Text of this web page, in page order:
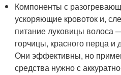
Компоненты с
ускоряющие кровоток и,
питание луковицы волоса
горчицы, красного перца и
Они эффективны, но
средства нужно с